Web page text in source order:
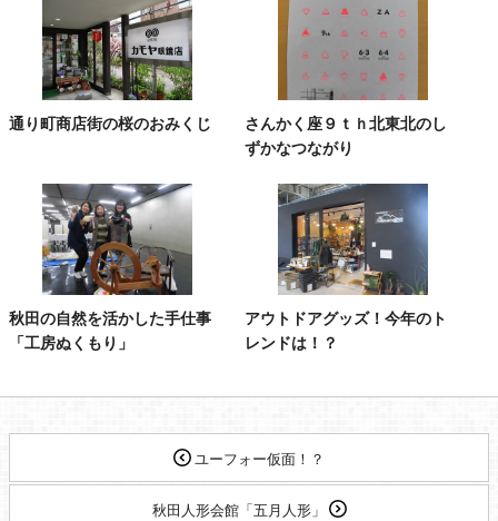
通り町商店街の桜のおみくじ
さんかく座９ｔｈ北東北のし
ずかなつながり
秋田の自然を活かした手仕事
「工房ぬくもり」
アウトドアグッズ！今年のト
レンドは！？
ユーフォー仮面！？
秋田人形会館「五月人形」